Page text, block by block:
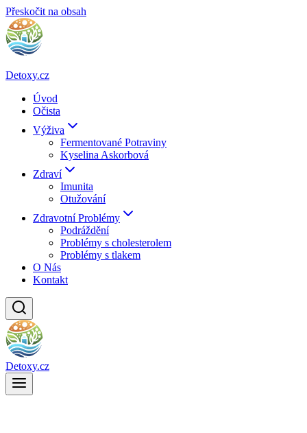
Přeskočit na obsah
Detoxy.cz
Úvod
Očista
Výživa
Fermentované Potraviny
Kyselina Askorbová
Zdraví
Imunita
Otužování
Zdravotní Problémy
Podráždění
Problémy s cholesterolem
Problémy s tlakem
O Nás
Kontakt
Detoxy.cz